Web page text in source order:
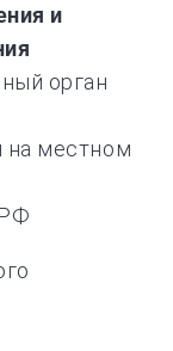
и
орган
на местном